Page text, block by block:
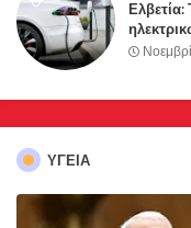
ΥΓΕΙΑ